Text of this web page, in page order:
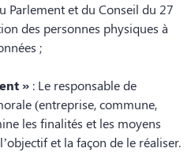
Parlement et du Conseil du 27
des personnes physiques à
;
» : Le responsable de
(entreprise, commune,
les finalités et les moyens
et la façon de le réaliser.